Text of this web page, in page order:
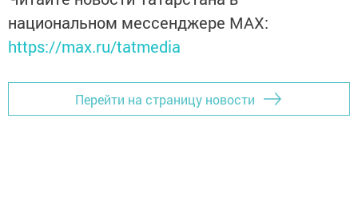
национальном мессенджере MАХ:
https://max.ru/tatmedia
Перейти на страницу новости